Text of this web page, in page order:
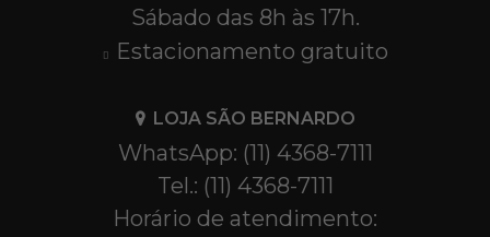
Sábado das 8h às 17h.
Estacionamento gratuito
LOJA SÃO BERNARDO
WhatsApp: (11) 4368-7111
Tel.: (11) 4368-7111
Horário de atendimento: